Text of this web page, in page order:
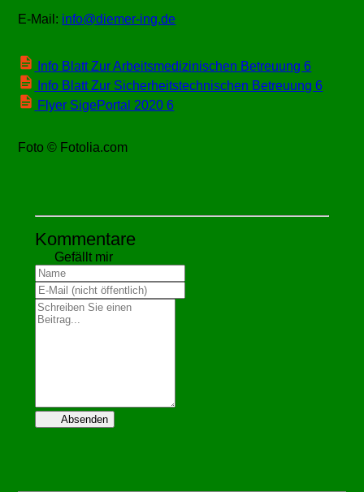
E-Mail: info@diemer-ing.de
Info Blatt Zur Arbeitsmedizinischen Betreuung 6
Info Blatt Zur Sicherheitstechnischen Betreuung 6
Flyer SigePortal 2020 6
Foto © Fotolia.com
Kommentare
Gefällt mir
Absenden